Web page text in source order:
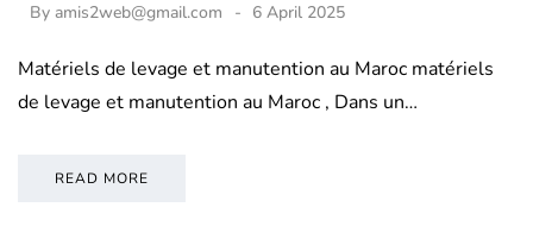
By amis2web@gmail.com 6 April 2025
Matériels de levage et manutention au Maroc matériels
de levage et manutention au Maroc , Dans un…
READ MORE